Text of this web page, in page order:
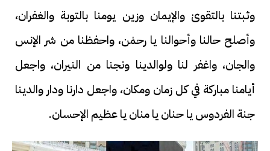
وثبتنا بالتقوىٰ والإيمان وزين يومنا بالتوبة والغفران،
وأصلح حالنا وأحوالنا يا رحمٰن، واحفظنا من شر الإنس
والجان، واغفر لنا ولوالدينا ونجنا من النيران، واجعل
أيامنا مباركة في كل زمان ومكان، واجعل دارنا ودار والدينا
جنة الفردوس يا حنان يا منان يا عظيم الإحسان.